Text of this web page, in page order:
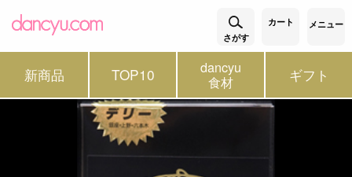
さがす
カート メニュー
新商品 TOP10 dancyu
食材 ギフト